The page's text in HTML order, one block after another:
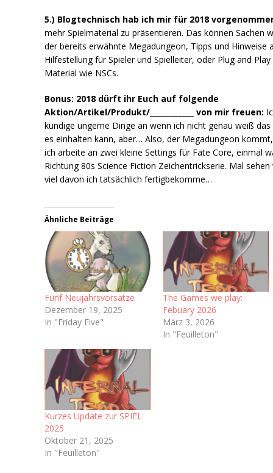
5.) Blogtechnisch hab ich mir für 2018
mehr Spielmaterial zu präsentieren. Das können Sachen
der bereits erwähnte Megadungeon, Tipps und Hinweise
Hilfestellung für Spieler und Spielleiter, oder Plug and Play
Material wie NSCs.
Bonus: 2018 dürft ihr Euch auf folgende
Aktion/Artikel/Produkt/____________ von mir freuen:
kündige ungerne Dinge an wenn ich nicht genau weiß das
es einhalten kann, aber… Also, der Megadungeon
ich arbeite an zwei kleine Settings für Fate Core, einmal
Richtung 80s Science Fiction Zeichentrickserie. Mal sehen
viel davon ich tatsächlich fertigbekomme…
Ähnliche Beiträge
Fünf Neujahrsvorsätze
Dezember 19, 2025
In "Friday Five"
The Games we play:
Febuary 2026
März 3, 2026
In "Feuilleton"
Kurzes Update zur SPIEL
2025
Oktober 21, 2025
In "Feuilleton"